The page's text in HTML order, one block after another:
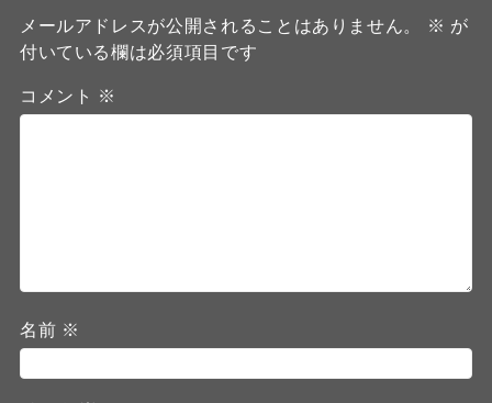
メールアドレスが公開されることはありません。 ※ が
付いている欄は必須項目です
コメント ※
名前 ※